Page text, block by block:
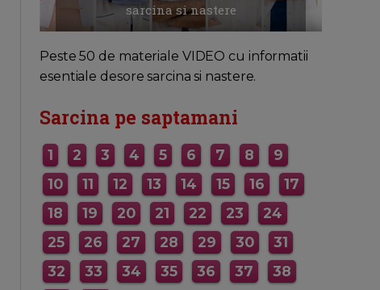
sarcina si nastere
Peste 50 de materiale VIDEO cu informatii
esentiale desore sarcina si nastere.
Sarcina pe saptamani
1 2 3 4 5 6 7 8
9
10
11 12 13 14 15 16
17
18
19 20 21 22 23
24
25
26 27 28 29 30
31
32
33 34 35 36 37
38